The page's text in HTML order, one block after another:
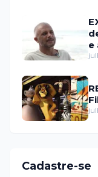
e
Cadastre-se